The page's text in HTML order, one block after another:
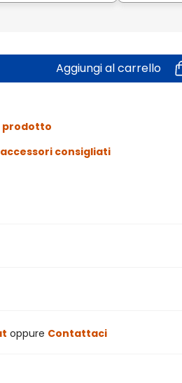
Aggiungi al carrello
prodotto
consigliati
oppure Contattaci